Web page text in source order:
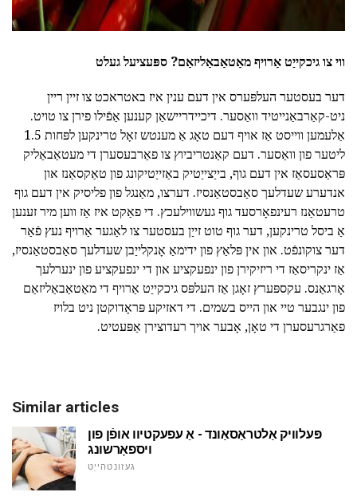
ווי צו גיכקייַט אַרויף מאַטאַבאַליזאַם? ספּעציעל געלט
דער בעסטער העלפּערס אין דעם ענין איז באטראכט צו זיין ריין
ניט-קאַרבאַנייטיד וואַסער. דיכיידריישאַן קענען אַפֿילו פירן צו טויט.
אַלעמען ווייסט אַז אויף דעם טאָג אַ מענטש זאָל טרינקען לפּחות 1.5
ליטער פון וואַסער. דעם קאַנטריביוץ צו פאַרבעסערן די מעטאַבאַליק
פּראַסעסאַז אין דעם גוף, בייַצייַטיק באַזייַטיקונג פון טאַקסאַנז און
אנדערע שעדלעך סאַבסטאַנסיז. דערצו, מאַנגל פון פליסיק אין דעם גוף
טרעטאַנז רעינפאָרסעד גוף געשווילעכץ. די פאַקט איז אַז ווען מיר זענען
אַ ביסל טרינקען, דער גוף טוט זייַן בעסטער צו לאַגער אַרויף נעץ פֿאַר
דער צוקונפֿט. און אין פּלאַץ פון ידימאַ אָנקלייַבן שעדלעך סאַבסטאַנסיז,
אַז ינקריסאַז די ריזיקירן פון ינפעקציע און די ינפעקציע פון ינערלעך
אָרגאַנס. עקספּערץ זאָגן אַז העלפּס גיכקייַט אַרויף די מאַטאַבאַליזאַם
פון ינגבער טיי און הייס בשמים. די דאזיקע פּראָדוקטן ניט בלויז
פאַרגרעסערן די טאָן, אָבער אויך רעדוצירן אַפּעטיט.
Similar articles
פּעלוויק אַלטראַסאַונד - אַ עפעקטיוו אופֿן פון
ויספאָרשונג
געזונטהייַט